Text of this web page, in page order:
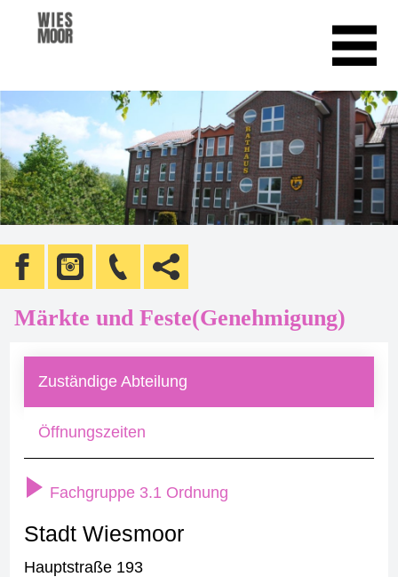
Märkte und Feste(Genehmigung)
Zuständige Abteilung
Öffnungszeiten
Fachgruppe 3.1 Ordnung
Stadt Wiesmoor
Hauptstraße 193